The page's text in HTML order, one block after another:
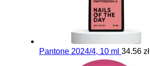
Pantone 2024/4, 10 ml 34.56 zł